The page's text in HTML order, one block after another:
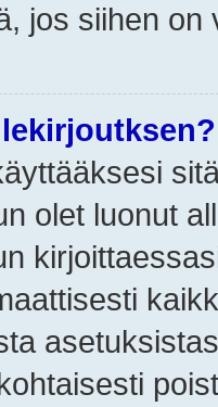
jos siihen on
olet luonut